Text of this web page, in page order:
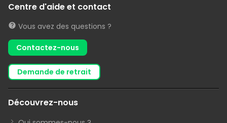
Centre d'aide et contact
Vous avez des questions ?
Contactez-nous
demande de retrait
Découvrez-nous